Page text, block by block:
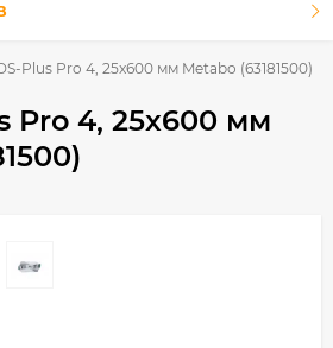
Plus Pro 4, 25x600 мм Metabo (63181500)
Pro 4, 25x600 мм